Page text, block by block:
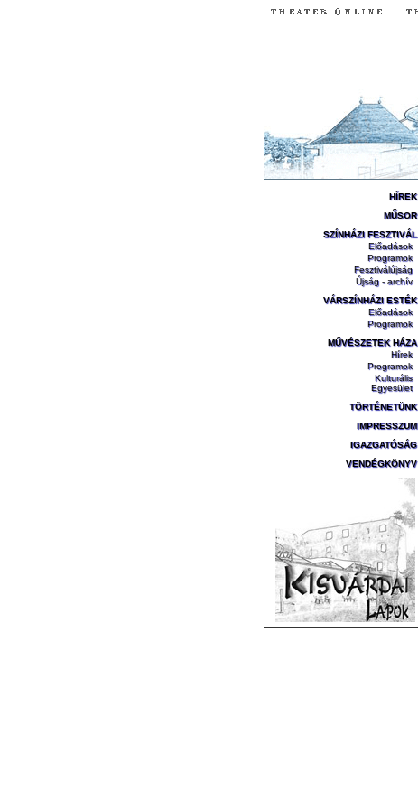
HÍREK
MŰSOR
SZÍNHÁZI FESZTIVÁL
Előadások
Programok
Fesztiválújság
Újság - archív
VÁRSZÍNHÁZI ESTÉK
Előadások
Programok
MŰVÉSZETEK HÁZA
Hírek
Programok
Kulturális
Egyesület
TÖRTÉNETÜNK
IMPRESSZUM
IGAZGATÓSÁG
VENDÉGKÖNYV